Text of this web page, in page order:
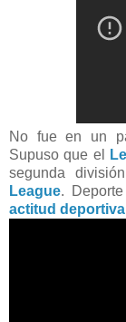
No fue en un
Supuso que el
segunda
League.
actitud deportiva